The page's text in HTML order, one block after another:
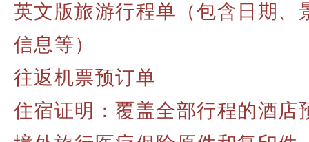
英文版旅游行程单（包含日期、
信息等）
往返机票预订单
住宿证明：覆盖全部行程的酒店